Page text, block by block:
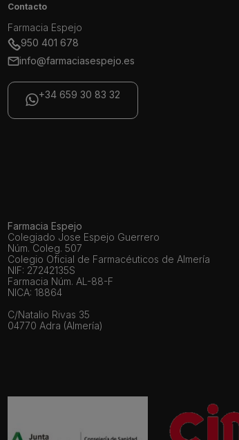
Contacto
Farmacia Espejo
950 401 678
info@farmaciasespejo.es
+34 659 30 83 32
Farmacia Espejo
Colegiado Jose Espejo Guerrero
Núm. Coleg. 507
Colegio Oficial de Farmacéuticos de Almería
NIF: 27242135S
Farmacia Núm. AL-88-F
NICA: 18864
C/Natalio Rivas 35
04770 Adra (Almería)